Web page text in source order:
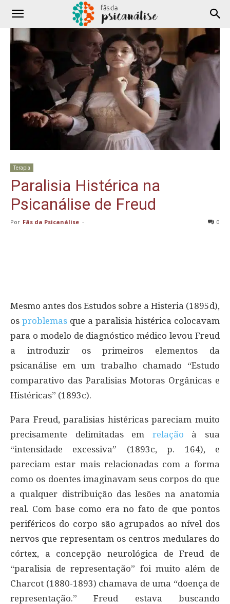
Terapia
Paralisia Histérica na
Psicanálise de Freud
Por Fãs da Psicanálise - 0
Mesmo antes dos Estudos sobre a Histeria (1895d),
os problemas que a paralisia histérica colocavam
para o modelo de diagnóstico médico levou Freud
a introduzir os primeiros elementos da
psicanálise em um trabalho chamado “Estudo
comparativo das Paralisias Motoras Orgânicas e
Histéricas” (1893c).
Para Freud, paralisias histéricas pareciam muito
precisamente delimitadas em relação à sua
“intensidade excessiva” (1893c, p. 164), e
pareciam estar mais relacionadas com a forma
como os doentes imaginavam seus corpos do que
a qualquer distribuição das lesões na anatomia
real. Com base como era no fato de que pontos
periféricos do corpo são agrupados ao nível dos
nervos que representam os centros medulares do
córtex, a concepção neurológica de Freud de
“paralisia de representação” foi muito além de
Charcot (1880-1893) chamava de uma “doença de
representação.” Freud estava buscando